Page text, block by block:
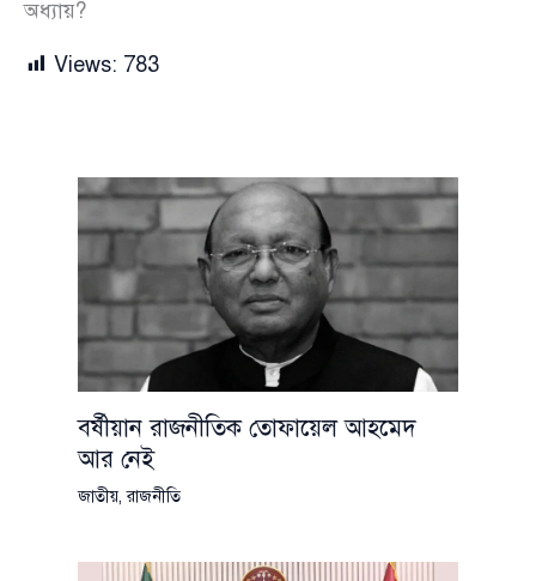
অধ্যায়?
Views: 783
বর্ষীয়ান রাজনীতিক তোফায়েল আহমেদ
আর নেই
জাতীয়,রাজনীতি